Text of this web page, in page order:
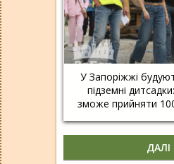
У Запоріжжі
підземні
зможе прийняти
ДАЛІ